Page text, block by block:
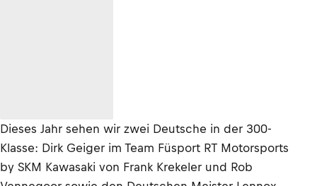
Dieses Jahr sehen wir zwei Deutsche in der 300-
Klasse: Dirk Geiger im Team Füsport RT Motorsports
by SKM Kawasaki von Frank Krekeler und Rob